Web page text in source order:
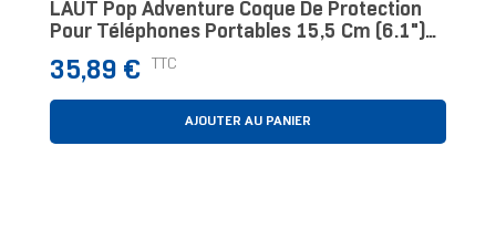
LAUT Pop Adventure Coque De Protection
Pour Téléphones Portables 15,5 Cm (6.1")
Housse Noir, Transparent
Prix
35,89 € TTC
AJOUTER AU PANIER